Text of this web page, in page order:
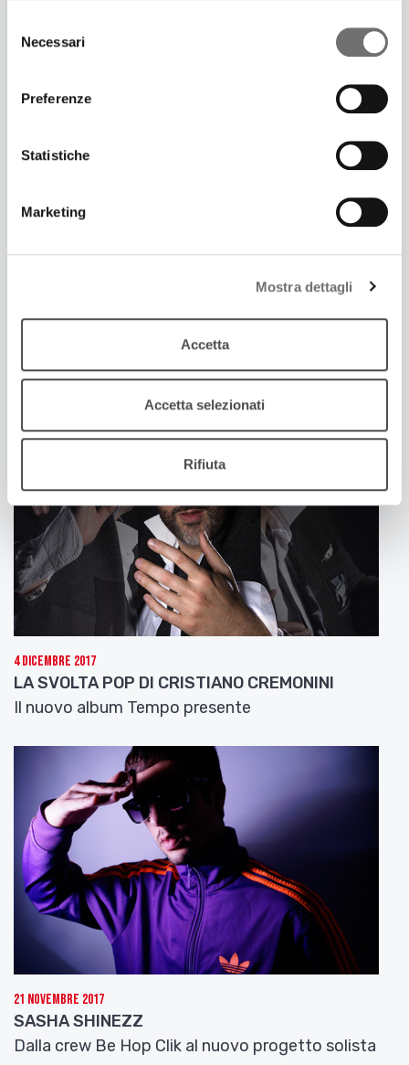
delNecessari
Preferenze
Statistiche
Marketing
Mostra dettagli
Accetta
Accetta selezionati
Rifiuta
SECONDO”
Rimasterizzati in un doppio cd brani originali e
arrangiamenti di Secondo Casadei
4 Dicembre 2017
LA SVOLTA POP DI CRISTIANO CREMONINI
Il nuovo album Tempo presente
21 Novembre 2017
SASHA SHINEZZ
Dalla crew Be Hop Clik al nuovo progetto solista